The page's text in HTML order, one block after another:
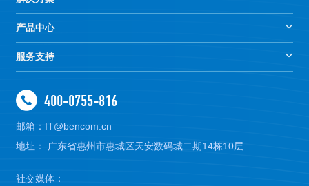
产品中心
服务支持
400-0755-816
邮箱：IT@bencom.cn
地址： 广东省惠州市惠城区天安数码城二期14栋10层
社交媒体：